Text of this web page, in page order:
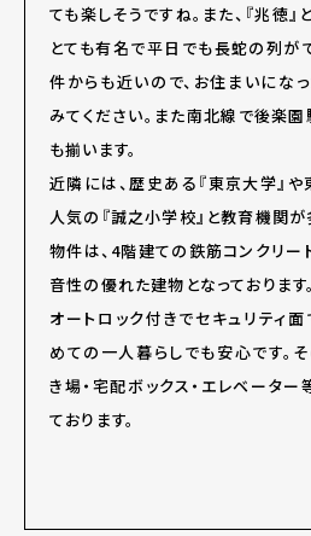
ても楽しそうですね。また、『兆徳
とても有名で平日でも長蛇の列が
件からも近いので、お住まいにな
みてください。また南北線で後楽
も揃います。
近隣には、歴史ある『東京大学』
人気の『誠之小学校』と教育機関が
物件は、4階建ての鉄筋コンクリー
音性の優れた建物となっております。
オートロック付きでセキュリティ面
めての一人暮らしでも安心です。
き場・宅配ボックス・エレベータ
ております。